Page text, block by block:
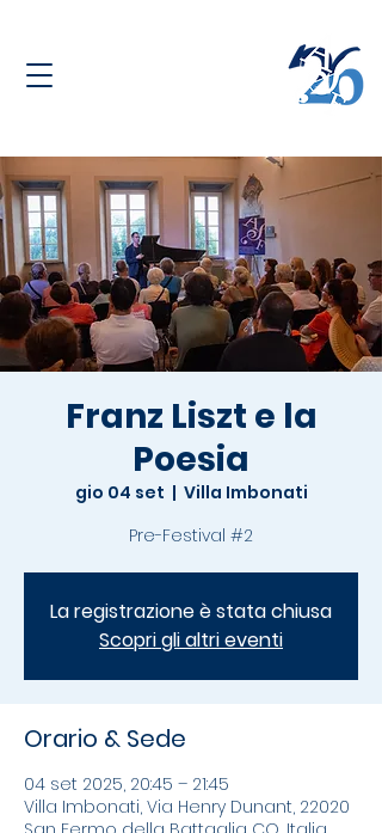
Franz Liszt e la
Poesia
gio 04 set
  |
Villa Imbonati
Pre-Festival #2
La registrazione è stata chiusa
Scopri gli altri eventi
Orario & Sede
04 set 2025, 20:45 – 21:45
Villa Imbonati, Via Henry Dunant, 22020